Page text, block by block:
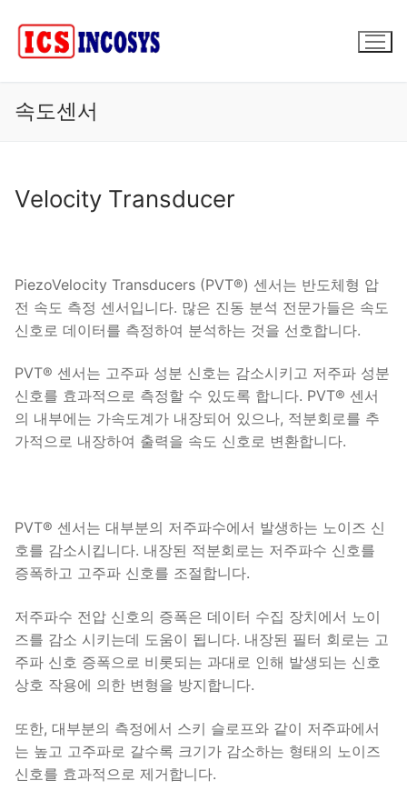
속도센서
Velocity Transducer
PiezoVelocity Transducers (PVT®) 센서는 반도체형 압
전 속도 측정 센서입니다. 많은 진동 분석 전문가들은 속도
신호로 데이터를 측정하여 분석하는 것을 선호합니다.
PVT® 센서는 고주파 성분 신호는 감소시키고 저주파 성분
신호를 효과적으로 측정할 수 있도록 합니다. PVT® 센서
의 내부에는 가속도계가 내장되어 있으나, 적분회로를 추
가적으로 내장하여 출력을 속도 신호로 변환합니다.
PVT® 센서는 대부분의 저주파수에서 발생하는 노이즈 신
호를 감소시킵니다. 내장된 적분회로는 저주파수 신호를
증폭하고 고주파 신호를 조절합니다.
저주파수 전압 신호의 증폭은 데이터 수집 장치에서 노이
즈를 감소 시키는데 도움이 됩니다. 내장된 필터 회로는 고
주파 신호 증폭으로 비롯되는 과대로 인해 발생되는 신호
상호 작용에 의한 변형을 방지합니다.
또한, 대부분의 측정에서 스키 슬로프와 같이 저주파에서
는 높고 고주파로 갈수록 크기가 감소하는 형태의 노이즈
신호를 효과적으로 제거합니다.